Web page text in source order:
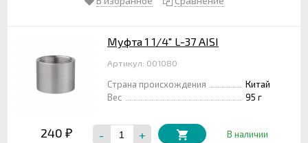
Муфта 1 1/4" L-37 AISI
Артикул: 001080
Страна происхождения
Китай
Вес
95 г
240 ₽ - + В наличии